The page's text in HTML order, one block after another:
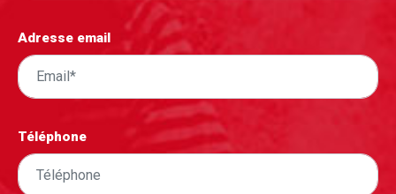
Adresse email
Téléphone